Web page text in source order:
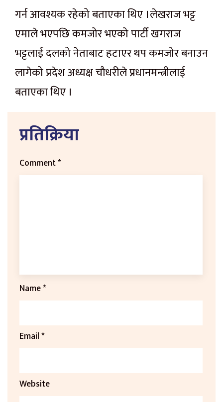
गर्न आवश्यक रहेको बताएका थिए ।लेखराज भट्ट
एमाले भएपछि कमजोर भएको पार्टी खगराज
भट्टलाई दलको नेताबाट हटाएर थप कमजोर बनाउन
लागेको प्रदेश अध्यक्ष चौधरीले प्रधानमन्त्रीलाई
बताएका थिए ।
प्रतिक्रिया
Comment*
Name*
Email*
Website